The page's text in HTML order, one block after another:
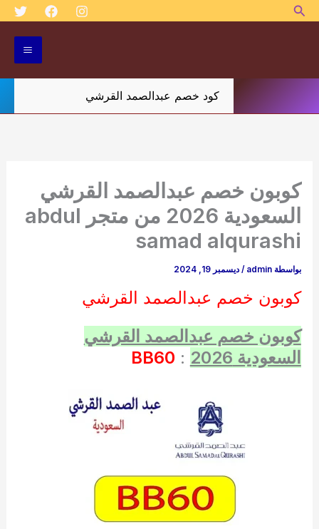
تخطيالبحث
كود خصم عبدالصمد القرشي
كوبون خصم عبدالصمد القرشي
السعودية 2026 من متجر abdul
samad alqurashi
بواسطة admin
/ديسمبر 19, 2024
كوبون خصم عبدالصمد القرشي
كوبون خصم عبدالصمد القرشي
السعودية 2026
:
BB60